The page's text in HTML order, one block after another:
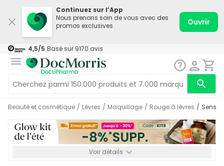
Continuez sur l’App
Nous prenons soin de vous avec des
promos exclusives
Ouvrir
4,5/5 Basé sur 9170 avis
Beauté et cosmétique / Lèvres / Maquillage / Rouge à lèvres /
Voir détails